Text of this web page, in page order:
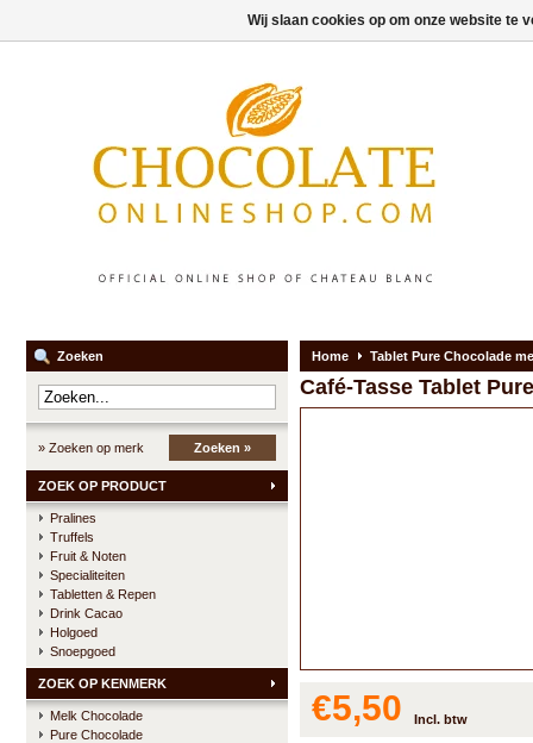
Zoeken
» Zoeken op merk Zoeken »
ZOEK OP PRODUCT
Pralines
Truffels
Fruit & Noten
Specialiteiten
Tabletten & Repen
Drink Cacao
Holgoed
Snoepgoed
ZOEK OP KENMERK
Melk Chocolade
Pure Chocolade
Home Tablet Pure Chocolade
Café-Tasse Tablet
€5,50 Incl. btw
Wij slaan cookies op om onze website te